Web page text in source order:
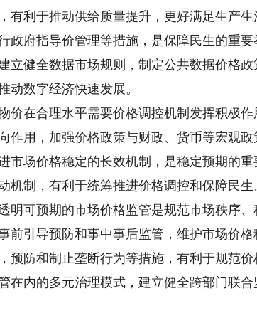
有利于推动供给质量提升，更好满足生产
政府指导价管理等措施，是保障民生的重
立健全数据市场规则，制定公共数据价格
动数字经济快速发展。
在合理水平需要价格调控机制发挥积极作
作用，加强价格政策与财政、货币等宏观
市场价格稳定的长效机制，是稳定预期的
机制，有利于统筹推进价格调控和保障民生
可预期的市场价格监管是规范市场秩序、
前引导预防和事中事后监管，维护市场价
预防和制止垄断行为等措施，有利于规范
在内的多元治理模式，建立健全跨部门联